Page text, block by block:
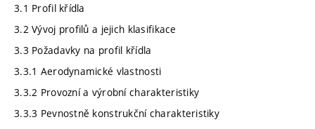
3.1 Profil křídla
3.2 Vývoj profilů a jejich klasifikace
3.3 Požadavky na profil křídla
3.3.1 Aerodynamické vlastnosti
3.3.2 Provozní a výrobní charakteristiky
3.3.3 Pevnostně konstrukční charakteristiky